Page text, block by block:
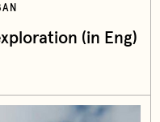
(in Eng)